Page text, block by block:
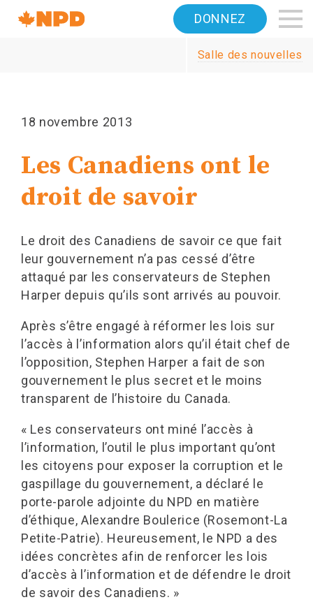
Navigation
Accueil DONNEZ
Salle des nouvelles
18 novembre 2013
Les Canadiens ont le
droit de savoir
Le droit des Canadiens de savoir ce que fait
leur gouvernement n’a pas cessé d’être
attaqué par les conservateurs de Stephen
Harper depuis qu’ils sont arrivés au pouvoir.
Après s’être engagé à réformer les lois sur
l’accès à l’information alors qu’il était chef de
l’opposition, Stephen Harper a fait de son
gouvernement le plus secret et le moins
transparent de l’histoire du Canada.
« Les conservateurs ont miné l’accès à
l’information, l’outil le plus important qu’ont
les citoyens pour exposer la corruption et le
gaspillage du gouvernement, a déclaré le
porte-parole adjointe du NPD en matière
d’éthique, Alexandre Boulerice (Rosemont-La
Petite-Patrie). Heureusement, le NPD a des
idées concrètes afin de renforcer les lois
d’accès à l’information et de défendre le droit
de savoir des Canadiens. »